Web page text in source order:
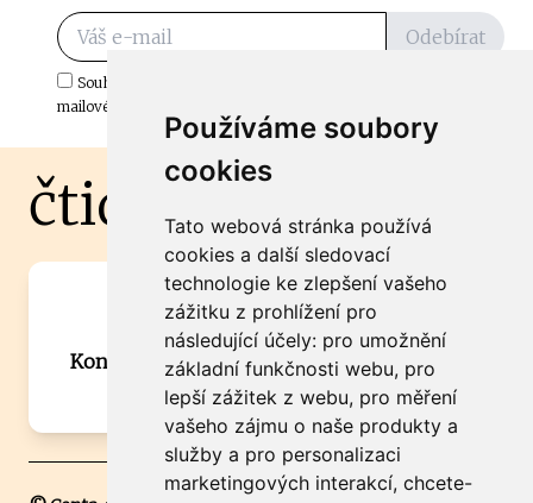
Používáme soubory
cookies
Tato webová stránka používá
cookies a další sledovací
technologie ke zlepšení vašeho
zážitku z prohlížení pro
následující účely: pro umožnění
základní funkčnosti webu, pro
lepší zážitek z webu, pro měření
vašeho zájmu o naše produkty a
služby a pro personalizaci
marketingových interakcí, chcete-
Odebírat
Souhlasím s odběrem důležitých zpráv ze ČtiDoma.cz do mé e-
mailové schránky.
čtidoma.cz
Máte zajímavou informaci? Chcete
spolupracovat?
Kontaktujte šéfredaktora Martina Chalupu:
chalupa@ctidoma.cz